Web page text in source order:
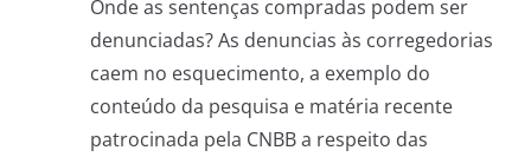
Onde as sentenças compradas podem ser
denunciadas? As denuncias às corregedorias
caem no esquecimento, a exemplo do
conteúdo da pesquisa e matéria recente
patrocinada pela CNBB a respeito das